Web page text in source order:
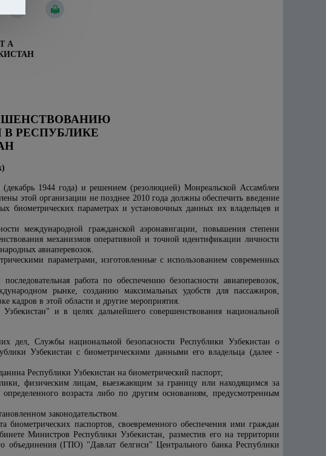
А
РЕСПУБЛИКЕ
1944 года) и решением (резолюцией) Монреальской Ассамблеи
этой организации не позднее 2010 года должны обеспечить введение
биометрических параметрах и установочных данных их владельцев и
международной гражданской аэронавигации, повышения степени
механизмов оперативной и точной идентификации личности
авиаперевозок.
параметрами, изготовленные с использованием современных
работа по обеспечению безопасности авиаперевозок,
рынке, созданию максимальных удобств для пассажиров,
кадров в этой области и другие мероприятия.
и в целях дальнейшего совершенствования национальной
дел, Службы национальной безопасности Республики Узбекистан о
Узбекистан с биометрическими данными его владельца (далее -
Республики Узбекистан на биометрический паспорт;
физическим лицам, выезжающим за границу или находящимся за
возраста либо по другим основаниям, предусмотренным
законодательством.
биометрических паспортов, своевременного обеспечения ими граждан
Министров Республики Узбекистан, разместив его на территории
объединения (ГПО) "Давлат белгиси" Центрального банка Республики